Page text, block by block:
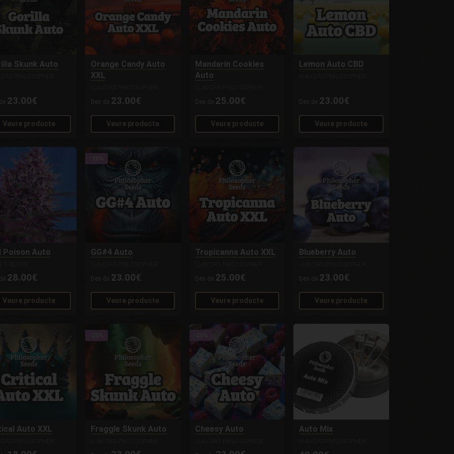
Skunk Auto
23.00€
Veure producte
Orange Candy Auto
XXL
Des de 23.00€
Veure producte
Mandarin Cookies
Auto
Des de 25.00€
Veure producte
Lemon Auto CBD
Des de 23.00€
Veure producte
Poison Auto
28.00€
Veure producte
GG#4 Auto
Des de 23.00€
Veure producte
Tropicanna Auto XXL
Des de 25.00€
Veure producte
Blueberry Auto
Des de 23.00€
Veure producte
Auto XXL Fraggle Skunk Auto Cheesy Auto Auto Mix